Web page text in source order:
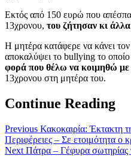
Εκτός από 150 ευρώ που
13χρονου, του ζήτησαν κι
Η μητέρα κατάφερε να κάνει τον
αποκαλύψει το bullying το οποίο
φορά που θέλω να κοιμηθώ με
13χρονου στη μητέρα του.
Continue Reading
Previous Κακοκαιρία: Έκτακτη
Περιφέρειες – Σε ετοιμότητα ο
Next Πάτρα – Γέφυρα σωτηρίας